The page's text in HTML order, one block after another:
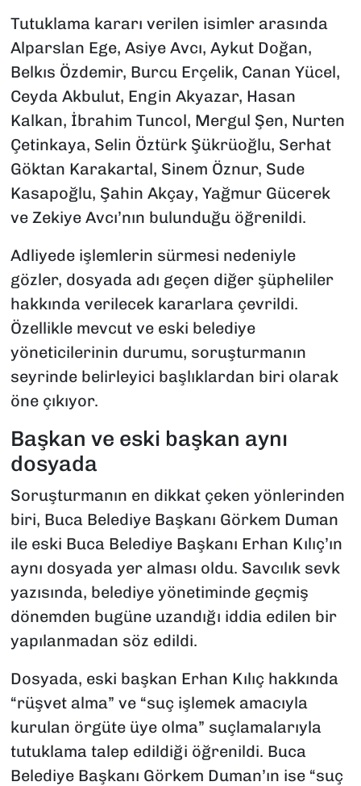
Tutuklama kararı verilen isimler arasında
Alparslan Ege, Asiye Avcı, Aykut Doğan,
Belkıs Özdemir, Burcu Erçelik, Canan Yücel,
Ceyda Akbulut, Engin Akyazar, Hasan
Kalkan, İbrahim Tuncol, Mergul Şen, Nurten
Çetinkaya, Selin Öztürk Şükrüoğlu, Serhat
Göktan Karakartal, Sinem Öznur, Sude
Kasapoğlu, Şahin Akçay, Yağmur Gücerek
ve Zekiye Avcı’nın bulunduğu öğrenildi.
Adliyede işlemlerin sürmesi nedeniyle
gözler, dosyada adı geçen diğer şüpheliler
hakkında verilecek kararlara çevrildi.
Özellikle mevcut ve eski belediye
yöneticilerinin durumu, soruşturmanın
seyrinde belirleyici başlıklardan biri olarak
öne çıkıyor.
Başkan ve eski başkan aynı
dosyada
Soruşturmanın en dikkat çeken yönlerinden
biri, Buca Belediye Başkanı Görkem Duman
ile eski Buca Belediye Başkanı Erhan Kılıç’ın
aynı dosyada yer alması oldu. Savcılık sevk
yazısında, belediye yönetiminde geçmiş
dönemden bugüne uzandığı iddia edilen bir
yapılanmadan söz edildi.
Dosyada, eski başkan Erhan Kılıç hakkında
“rüşvet alma” ve “suç işlemek amacıyla
kurulan örgüte üye olma” suçlamalarıyla
tutuklama talep edildiği öğrenildi. Buca
Belediye Başkanı Görkem Duman’ın ise “suç